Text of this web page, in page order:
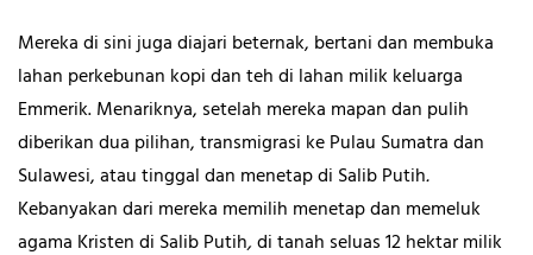
Mereka di sini juga diajari beternak, bertani dan membuka
lahan perkebunan kopi dan teh di lahan milik keluarga
Emmerik. Menariknya, setelah mereka mapan dan pulih
diberikan dua pilihan, transmigrasi ke Pulau Sumatra dan
Sulawesi, atau tinggal dan menetap di Salib Putih.
Kebanyakan dari mereka memilih menetap dan memeluk
agama Kristen di Salib Putih,di tanah seluas 12 hektar milik